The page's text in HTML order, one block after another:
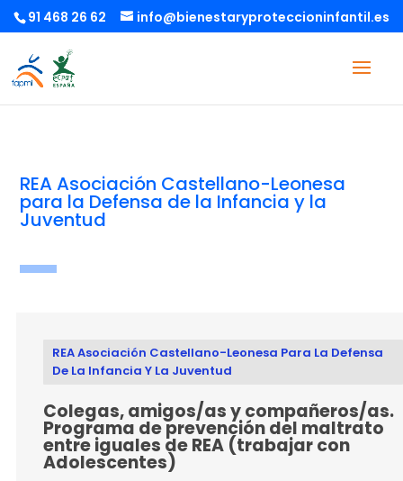
91 468 26 62 info@bienestaryproteccioninfantil.es
REA Asociación Castellano-Leonesa
para la Defensa de la Infancia y la
Juventud
REA Asociación Castellano-Leonesa Para La Defensa
De La Infancia Y La Juventud
Colegas, amigos/as y compañeros/as.
Programa de prevención del maltrato
entre iguales de REA (trabajar con
Adolescentes)